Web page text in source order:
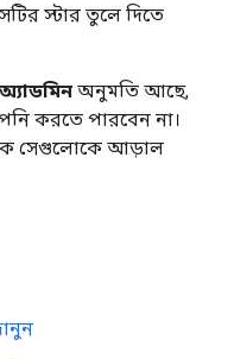
স্টার তুলে দিতে
অ্যাডমিন অনুমতি আছে,
করতে পারবেন না।
সেগুলোকে আড়াল